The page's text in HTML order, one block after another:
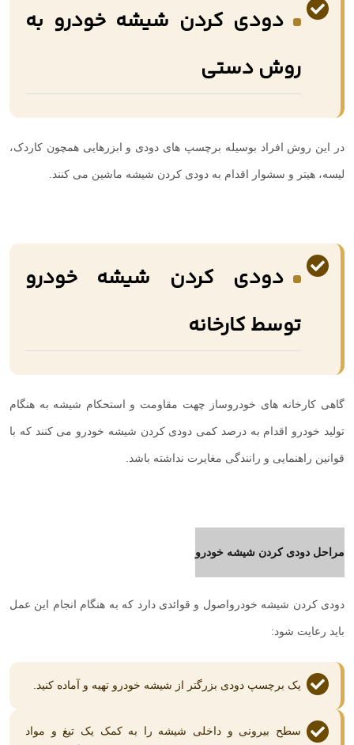
دودی کردن شیشه خودرو به
روش دستی
در این روش افراد بوسیله برچسپ های دودی و ابزرهایی همچون کاردک،
لیسه، هیتر و سشوار اقدام به دودی کردن شیشه ماشین می کنند.
دودی کردن شیشه خودرو
توسط کارخانه
گاهی کارخانه های خودروساز چهت مقاومت و استحکام شیشه به هنگام
تولید خودرو اقدام به درصد کمی دودی کردن شیشه خودرو می کنند که با
قوانین راهنمایی و رانندگی مغایرت نداشته باشد.
مراحل دودی کردن شیشه خودرو
دودی کردن شیشه خودرواصول و قوائدی دارد که به هنگام انجام این عمل
باید رعایت شود:
یک برچسپ دودی بزرگتر از شیشه خودرو تهیه و آماده کنید.
سطح بیرونی و داخلی شیشه را به کمک یک تیغ و مواد